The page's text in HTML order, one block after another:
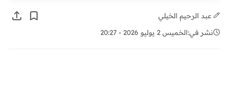
عبد الرحيم الخيلي
نشر في:الخميس 2 يوليو 2026 - 20:27